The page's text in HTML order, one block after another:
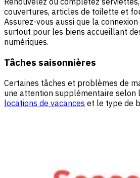
couvertures, articles de toilette et
Assurez-vous aussi que la
surtout pour les biens accueillant
numériques.
Tâches saisonnières
Certaines tâches et problèmes de
une attention supplémentaire selon
locations de vacances et le type de